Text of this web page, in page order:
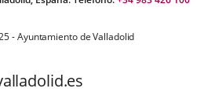
- Ayuntamiento de Valladolid